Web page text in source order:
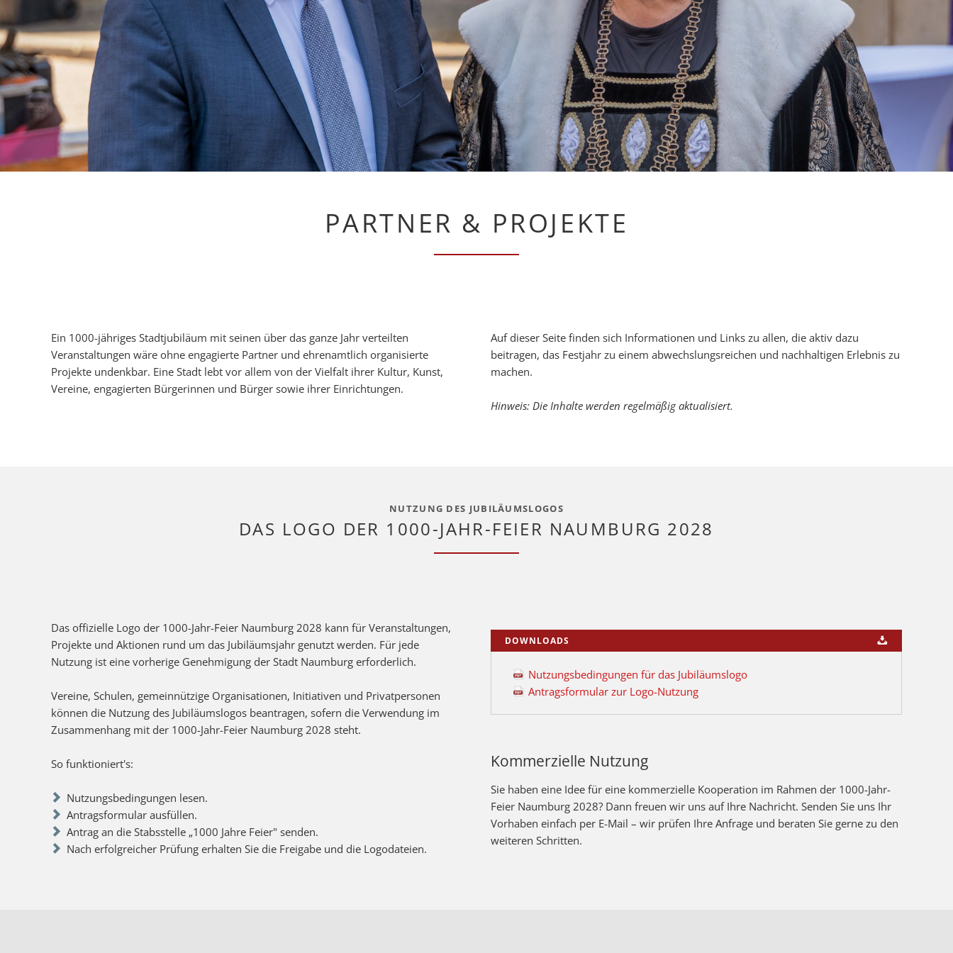
PARTNER & PROJEKTE
Ein 1000-jähriges Stadtjubiläum mit seinen über das ganze Jahr verteilten
Veranstaltungen wäre ohne engagierte Partner und ehrenamtlich organisierte
Projekte undenkbar. Eine Stadt lebt vor allem von der Vielfalt ihrer Kultur, Kunst,
Vereine, engagierten Bürgerinnen und Bürger sowie ihrer Einrichtungen.
Auf dieser Seite finden sich Informationen und Links zu allen, die aktiv dazu
beitragen, das Festjahr zu einem abwechslungsreichen und nachhaltigen Erlebnis zu
machen.
Hinweis: Die Inhalte werden regelmäßig aktualisiert.
NUTZUNG DES JUBILÄUMSLOGOS
DAS LOGO DER 1000-JAHR-FEIER NAUMBURG 2028
Das offizielle Logo der 1000-Jahr-Feier Naumburg 2028 kann für Veranstaltungen,
Projekte und Aktionen rund um das Jubiläumsjahr genutzt werden. Für jede
Nutzung ist eine vorherige Genehmigung der Stadt Naumburg erforderlich.
Vereine, Schulen, gemeinnützige Organisationen, Initiativen und Privatpersonen
können die Nutzung des Jubiläumslogos beantragen, sofern die Verwendung im
Zusammenhang mit der 1000-Jahr-Feier Naumburg 2028 steht.
So funktioniert's:
Nutzungsbedingungen lesen.
Antragsformular ausfüllen.
Antrag an die Stabsstelle „1000 Jahre Feier" senden.
Nach erfolgreicher Prüfung erhalten Sie die Freigabe und die Logodateien.
DOWNLOADS
Nutzungsbedingungen für das Jubiläumslogo
Antragsformular zur Logo-Nutzung
Kommerzielle Nutzung
Sie haben eine Idee für eine kommerzielle Kooperation im Rahmen der 1000-Jahr-
Feier Naumburg 2028? Dann freuen wir uns auf Ihre Nachricht. Senden Sie uns Ihr
Vorhaben einfach per E-Mail – wir prüfen Ihre Anfrage und beraten Sie gerne zu den
weiteren Schritten.